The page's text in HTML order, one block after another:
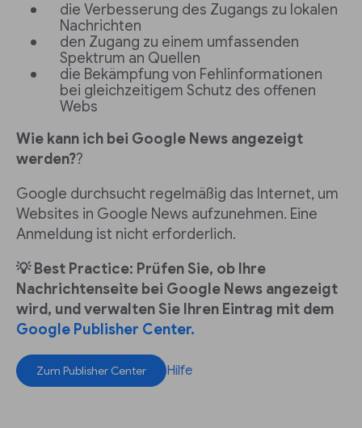
die Verbesserung des Zugangs zu lokalen
Nachrichten
den Zugang zu einem umfassenden
Spektrum an Quellen
die Bekämpfung von Fehlinformationen
bei gleichzeitigem Schutz des offenen
Webs
Wie kann ich bei Google News angezeigt
werden??
Google durchsucht regelmäßig das Internet, um
Websites in Google News aufzunehmen. Eine
Anmeldung ist nicht erforderlich.
💡 Best Practice: Prüfen Sie, ob Ihre
Nachrichtenseite bei Google News angezeigt
wird, und verwalten Sie Ihren Eintrag mit dem
Google Publisher Center.
Zum Publisher Center Hilfe